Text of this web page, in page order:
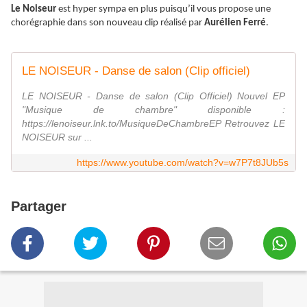
Le Noiseur est hyper sympa en plus puisqu’il vous propose une
chorégraphie dans son nouveau clip réalisé par Aurélien Ferré.
LE NOISEUR - Danse de salon (Clip officiel)
LE NOISEUR - Danse de salon (Clip Officiel) Nouvel EP
"Musique de chambre" disponible :
https://lenoiseur.lnk.to/MusiqueDeChambreEP Retrouvez LE
NOISEUR sur ...
https://www.youtube.com/watch?v=w7P7t8JUb5s
Partager